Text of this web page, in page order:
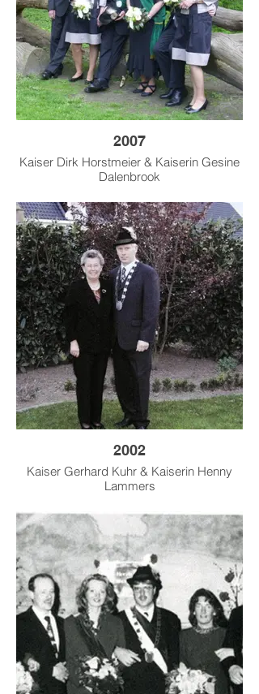
2007
Kaiser Dirk Horstmeier & Kaiserin Gesine
Dalenbrook
2002
Kaiser Gerhard Kuhr & Kaiserin Henny
Lammers